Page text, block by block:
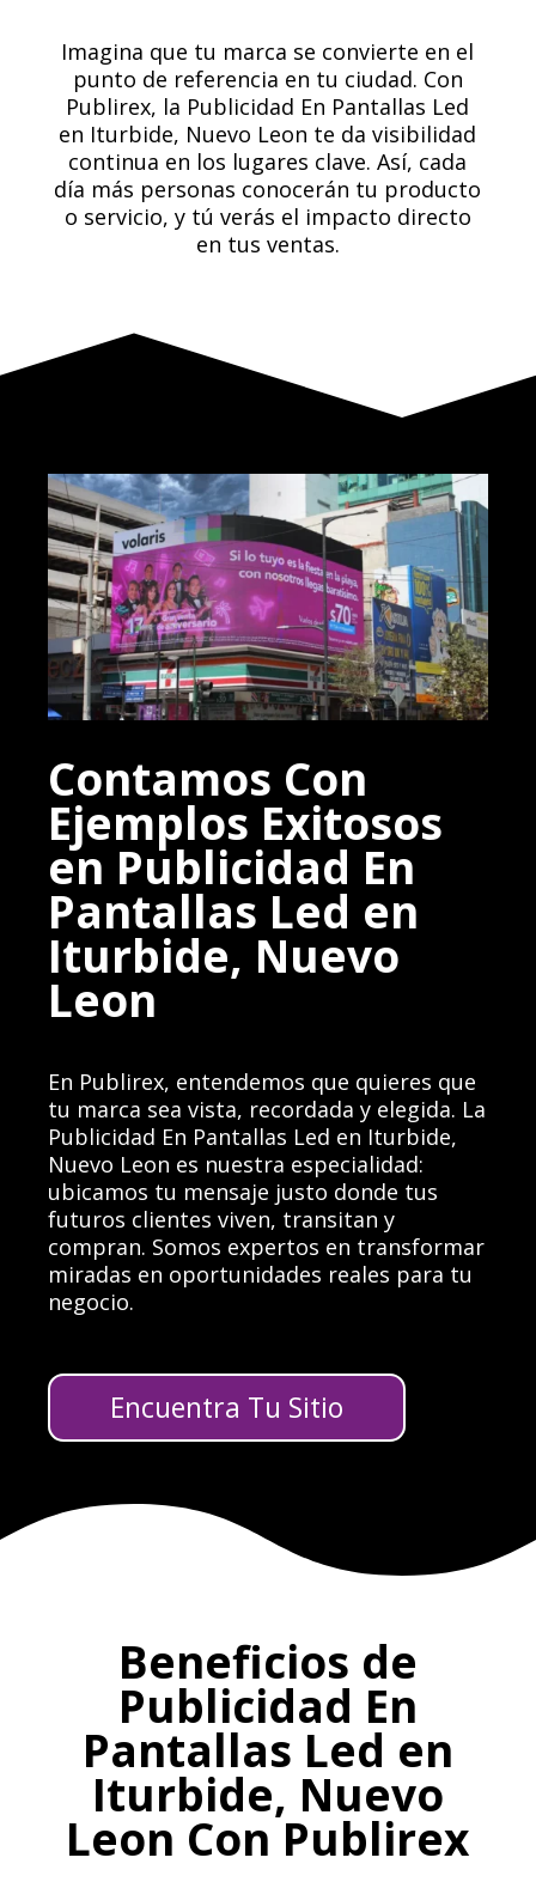
Imagina que tu marca se convierte en el
punto de referencia en tu ciudad. Con
Publirex, la Publicidad En Pantallas Led
en Iturbide, Nuevo Leon te da visibilidad
continua en los lugares clave. Así, cada
día más personas conocerán tu producto
o servicio, y tú verás el impacto directo
en tus ventas.
Contamos Con
Ejemplos Exitosos
en Publicidad En
Pantallas Led en
Iturbide, Nuevo
Leon
En Publirex, entendemos que quieres que
tu marca sea vista, recordada y elegida. La
Publicidad En Pantallas Led en Iturbide,
Nuevo Leon es nuestra especialidad:
ubicamos tu mensaje justo donde tus
futuros clientes viven, transitan y
compran. Somos expertos en transformar
miradas en oportunidades reales para tu
negocio.
Encuentra Tu Sitio
Beneficios de
Publicidad En
Pantallas Led en
Iturbide, Nuevo
Leon Con Publirex